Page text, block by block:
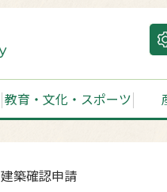
教育・文化・スポーツ
築確認申請